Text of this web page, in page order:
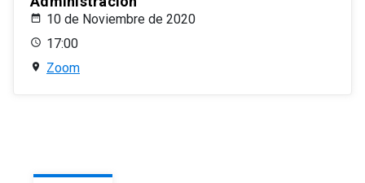
10 de Noviembre de 2020
17:00
Zoom